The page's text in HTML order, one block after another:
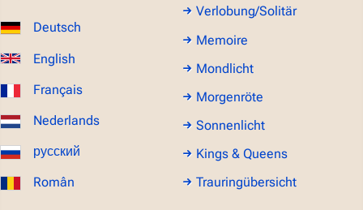
Deutsch
English
Français
Nederlands
русский
Român
Verlobung/Solitär
Memoire
Mondlicht
Morgenröte
Sonnenlicht
Kings & Queens
Trauringübersicht